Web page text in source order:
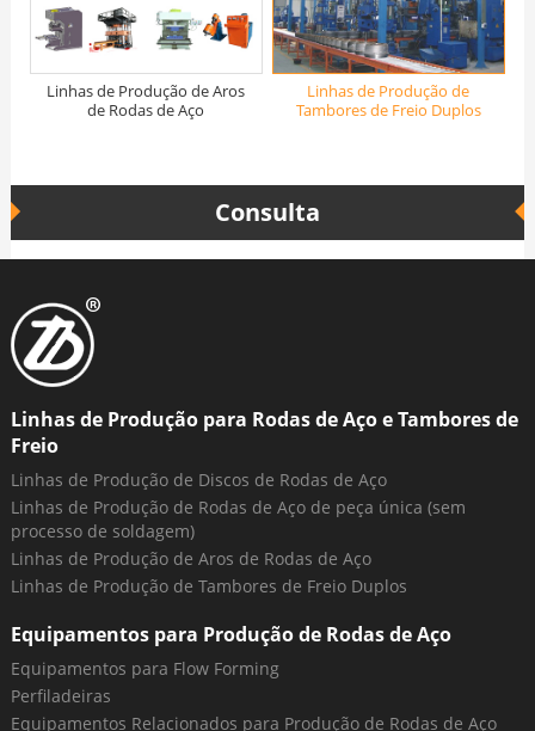
Linhas de Produção de Aros
de Rodas de Aço
Linhas de Produção de
Tambores de Freio Duplos
Consulta
Linhas de Produção para Rodas de Aço e Tambores de
Freio
Linhas de Produção de Discos de Rodas de Aço
Linhas de Produção de Rodas de Aço de peça única (sem
processo de soldagem)
Linhas de Produção de Aros de Rodas de Aço
Linhas de Produção de Tambores de Freio Duplos
Equipamentos para Produção de Rodas de Aço
Equipamentos para Flow Forming
Perfiladeiras
Equipamentos Relacionados para Produção de Rodas de Aço